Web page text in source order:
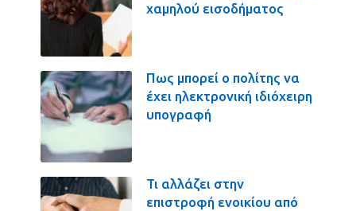
χαμηλού εισοδήματος
Πως μπορεί ο πολίτης να
έχει ηλεκτρονική ιδιόχειρη
υπογραφή
Τι αλλάζει στην
επιστροφή ενοικίου από